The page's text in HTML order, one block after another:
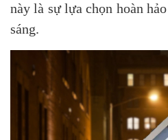
này là sự lựa chọn hoàn
sáng.